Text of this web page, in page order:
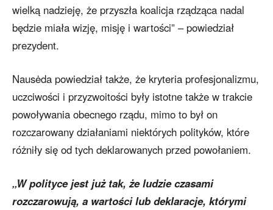
wielką nadzieję, że przyszła koalicja rządząca nadal
będzie miała wizję, misję i wartości” – powiedział
prezydent.
Nausėda powiedział także, że kryteria profesjonalizmu,
uczciwości i przyzwoitości były istotne także w trakcie
powoływania obecnego rządu, mimo to był on
rozczarowany działaniami niektórych polityków, które
różniły się od tych deklarowanych przed powołaniem.
„W polityce jest już tak, że ludzie czasami
rozczarowują, a wartości lub deklaracje, którymi